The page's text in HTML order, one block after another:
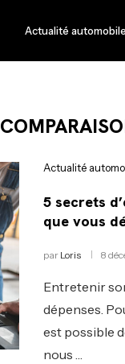
Actualité automobile
Actualité
5 secrets
que vous
par Loris 8
Entretenir
dépenses.
est possible
nous …